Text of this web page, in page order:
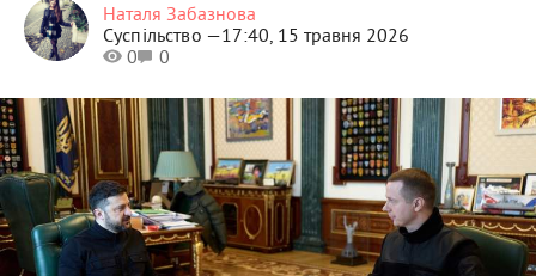
Наталя Забазнова
Суспільство —17:40, 15 травня 2026
0
0